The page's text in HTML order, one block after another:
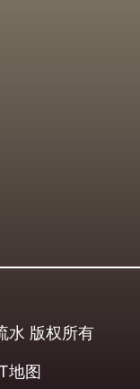
水 版权所有
地图